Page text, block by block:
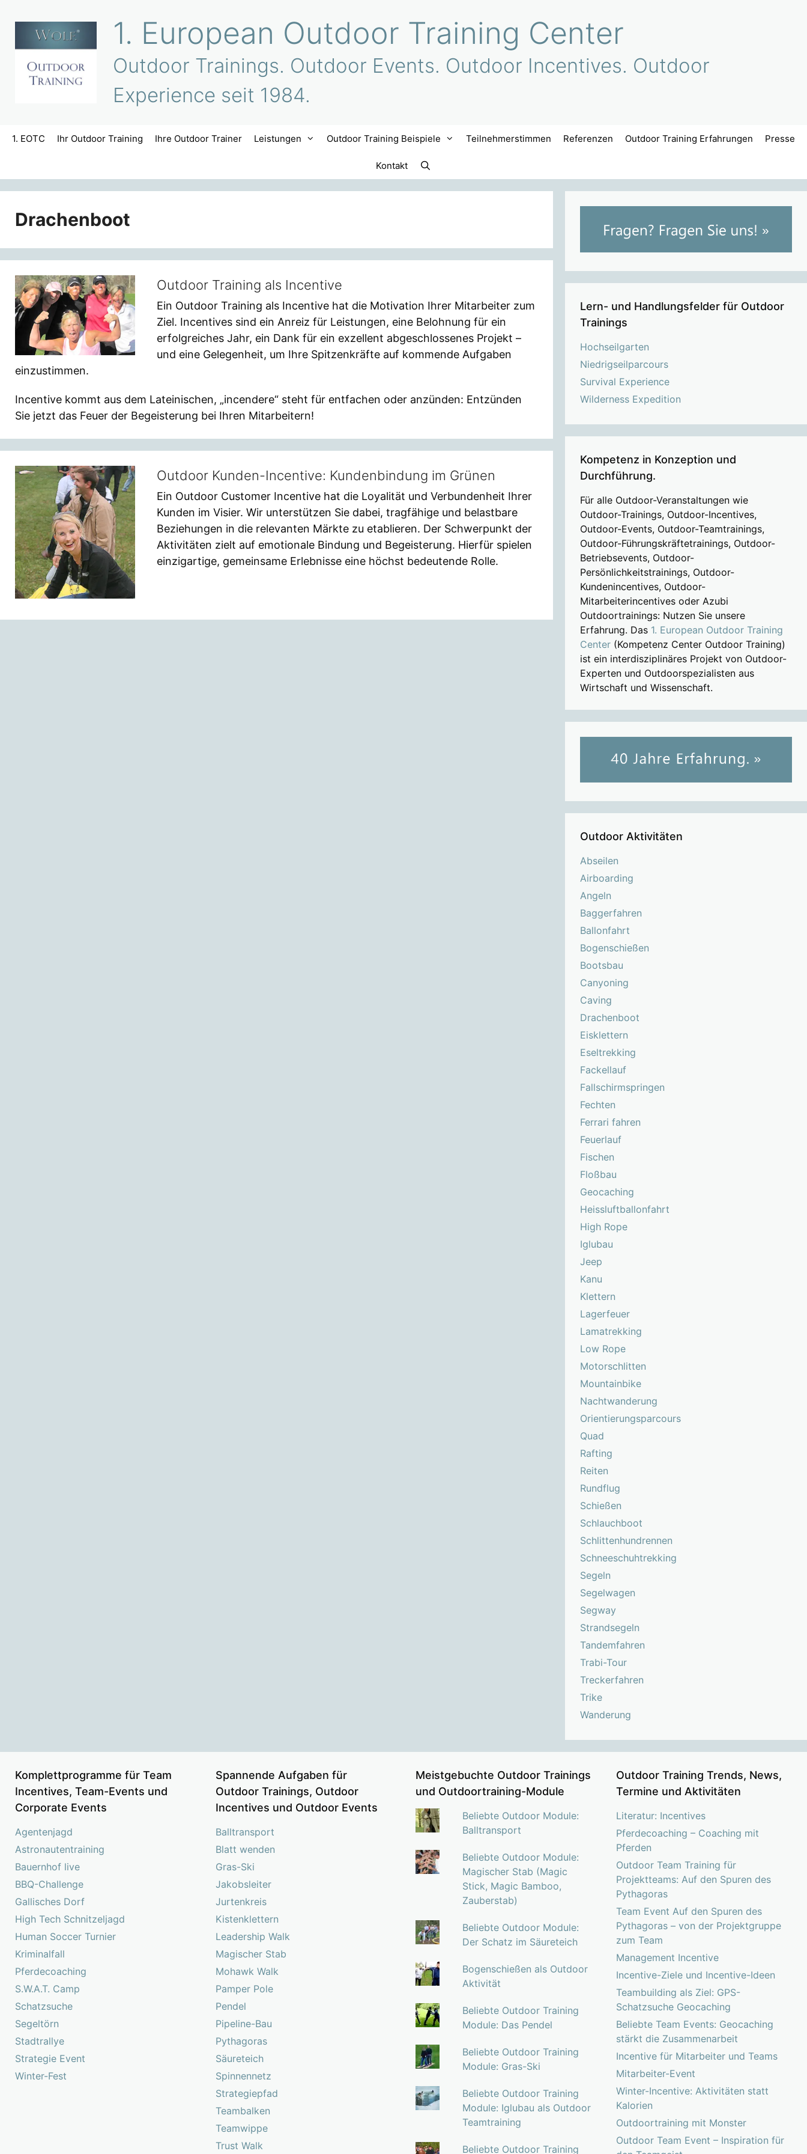
Inhalt
springen
1. European Outdoor Training Center
Outdoor Trainings. Outdoor Events. Outdoor Incentives. Outdoor
Experience seit 1984.
1. EOTC Ihr Outdoor Training Ihre Outdoor Trainer Leistungen Outdoor Training Beispiele Teilnehmerstimmen Referenzen Outdoor Training Erfahrungen Presse
Kontakt
Drachenboot
Outdoor Training als Incentive
Ein Outdoor Training als Incentive hat die Motivation Ihrer Mitarbeiter zum
Ziel. Incentives sind ein Anreiz für Leistungen, eine Belohnung für ein
erfolgreiches Jahr, ein Dank für ein exzellent abgeschlossenes Projekt –
und eine Gelegenheit, um Ihre Spitzenkräfte auf kommende Aufgaben
einzustimmen.
Incentive kommt aus dem Lateinischen, „incendere“ steht für entfachen oder anzünden: Entzünden
Sie jetzt das Feuer der Begeisterung bei Ihren Mitarbeitern!
Outdoor Kunden-Incentive: Kundenbindung im Grünen
Ein Outdoor Customer Incentive hat die Loyalität und Verbundenheit Ihrer
Kunden im Visier. Wir unterstützen Sie dabei, tragfähige und belastbare
Beziehungen in die relevanten Märkte zu etablieren. Der Schwerpunkt der
Aktivitäten zielt auf emotionale Bindung und Begeisterung. Hierfür spielen
einzigartige, gemeinsame Erlebnisse eine höchst bedeutende Rolle.
Lern- und Handlungsfelder für Outdoor
Trainings
Hochseilgarten
Niedrigseilparcours
Survival Experience
Wilderness Expedition
Kompetenz in Konzeption und
Durchführung.
Für alle Outdoor-Veranstaltungen wie
Outdoor-Trainings, Outdoor-Incentives,
Outdoor-Events, Outdoor-Teamtrainings,
Outdoor-Führungskräftetrainings, Outdoor-
Betriebsevents, Outdoor-
Persönlichkeitstrainings, Outdoor-
Kundenincentives, Outdoor-
Mitarbeiterincentives oder Azubi
Outdoortrainings: Nutzen Sie unsere
Erfahrung. Das 1. European Outdoor Training
Center(Kompetenz Center Outdoor Training)
ist ein interdisziplinäres Projekt von Outdoor-
Experten und Outdoorspezialisten aus
Wirtschaft und Wissenschaft.
Outdoor Aktivitäten
Abseilen
Airboarding
Angeln
Baggerfahren
Ballonfahrt
Bogenschießen
Bootsbau
Canyoning
Caving
Drachenboot
Eisklettern
Eseltrekking
Fackellauf
Fallschirmspringen
Fechten
Ferrari fahren
Feuerlauf
Fischen
Floßbau
Geocaching
Heissluftballonfahrt
High Rope
Iglubau
Jeep
Kanu
Klettern
Lagerfeuer
Lamatrekking
Low Rope
Motorschlitten
Mountainbike
Nachtwanderung
Orientierungsparcours
Quad
Rafting
Reiten
Rundflug
Schießen
Schlauchboot
Schlittenhundrennen
Schneeschuhtrekking
Segeln
Segelwagen
Segway
Strandsegeln
Tandemfahren
Trabi-Tour
Treckerfahren
Trike
Wanderung
Komplettprogramme für Team
Incentives, Team-Events und
Corporate Events
Agentenjagd
Astronautentraining
Bauernhof live
BBQ-Challenge
Gallisches Dorf
High Tech Schnitzeljagd
Human Soccer Turnier
Kriminalfall
Pferdecoaching
S.W.A.T. Camp
Schatzsuche
Segeltörn
Stadtrallye
Strategie Event
Winter-Fest
Spannende Aufgaben für
Outdoor Trainings, Outdoor
Incentives und Outdoor Events
Balltransport
Blatt wenden
Gras-Ski
Jakobsleiter
Jurtenkreis
Kistenklettern
Leadership Walk
Magischer Stab
Mohawk Walk
Pamper Pole
Pendel
Pipeline-Bau
Pythagoras
Säureteich
Spinnennetz
Strategiepfad
Teambalken
Teamwippe
Trust Walk
Meistgebuchte Outdoor Trainings
und Outdoortraining-Module
Beliebte Outdoor Module:
Balltransport
Beliebte Outdoor Module:
Magischer Stab (Magic
Stick, Magic Bamboo,
Zauberstab)
Beliebte Outdoor Module:
Der Schatz im Säureteich
Bogenschießen als Outdoor
Aktivität
Beliebte Outdoor Training
Module: Das Pendel
Beliebte Outdoor Training
Module: Gras-Ski
Beliebte Outdoor Training
Module: Iglubau als Outdoor
Teamtraining
Beliebte Outdoor Training
Outdoor Training Trends, News,
Termine und Aktivitäten
Literatur: Incentives
Pferdecoaching – Coaching mit
Pferden
Outdoor Team Training für
Projektteams: Auf den Spuren des
Pythagoras
Team Event Auf den Spuren des
Pythagoras – von der Projektgruppe
zum Team
Management Incentive
Incentive-Ziele und Incentive-Ideen
Teambuilding als Ziel: GPS-
Schatzsuche Geocaching
Beliebte Team Events: Geocaching
stärkt die Zusammenarbeit
Incentive für Mitarbeiter und Teams
Mitarbeiter-Event
Winter-Incentive: Aktivitäten statt
Kalorien
Outdoortraining mit Monster
Outdoor Team Event – Inspiration für